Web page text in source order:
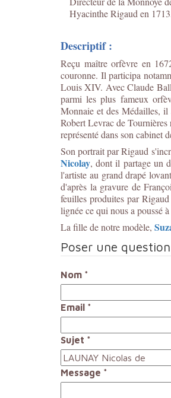
Hyacinthe Rigaud en
Descriptif :
Reçu maître orfèvre en
couronne. Il participa
Louis XIV. Avec Claude
parmi les plus fameux
Monnaie et des Médailles,
Robert Levrac de
représenté dans son cabinet
Son portrait par Rigaud
Nicolay, dont il partage un
l'artiste au grand drapé
d'après la gravure de
feuilles produites par
lignée ce qui nous a poussé
La fille de notre modèle,
Poser une
Nom *
Email *
Sujet *
Message *